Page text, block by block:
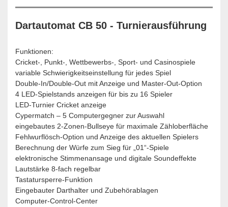
Dartautomat CB 50 - Turnierausführung
Funktionen:
Cricket-, Punkt-, Wettbewerbs-, Sport- und Casinospiele
variable Schwierigkeitseinstellung für jedes Spiel
Double-In/Double-Out mit Anzeige und Master-Out-Option
4 LED-Spielstands anzeigen für bis zu 16 Spieler
LED-Turnier Cricket anzeige
Cypermatch – 5 Computergegner zur Auswahl
eingebautes 2-Zonen-Bullseye für maximale Zähloberfläche
Fehlwurflösch-Option und Anzeige des aktuellen Spielers
Berechnung der Würfe zum Sieg für „01“-Spiele
elektronische Stimmenansage und digitale Soundeffekte
Lautstärke 8-fach regelbar
Tastatursperre-Funktion
Eingebauter Darthalter und Zubehörablagen
Computer-Control-Center